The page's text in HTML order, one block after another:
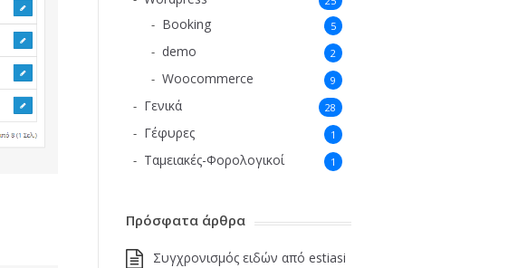
Booking 5
demo 2
Woocommerce 9
Γενικά 28
Γέφυρες 1
Ταμειακές-Φορολογικοί 1
Πρόσφατα άρθρα
Συγχρονισμός ειδών από estiasi